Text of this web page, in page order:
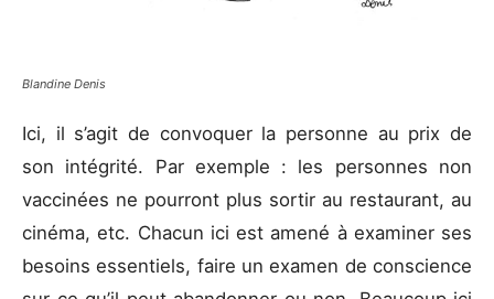
Blandine Denis
Ici, il s’agit de convoquer la personne au prix de
son intégrité. Par exemple : les personnes non
vaccinées ne pourront plus sortir au restaurant, au
cinéma, etc. Chacun ici est amené à examiner ses
besoins essentiels, faire un examen de conscience